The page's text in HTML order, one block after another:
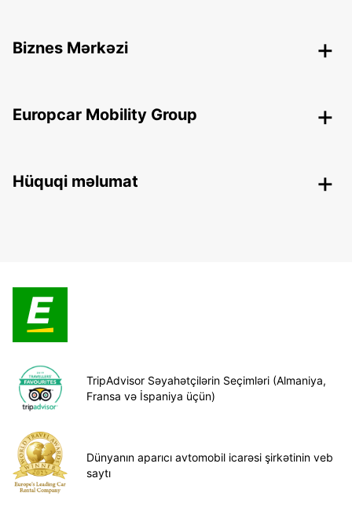
Biznes Mərkəzi
Europcar Mobility Group
Hüquqi məlumat
TripAdvisor Səyahətçilərin Seçimləri (Almaniya,
Fransa və İspaniya üçün)
Dünyanın aparıcı avtomobil icarəsi şirkətinin veb
saytı